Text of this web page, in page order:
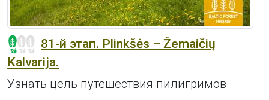
81-й этап. Plinkšės – Žemaičių
Kalvarija.
Узнать цель путешествия пилигримов